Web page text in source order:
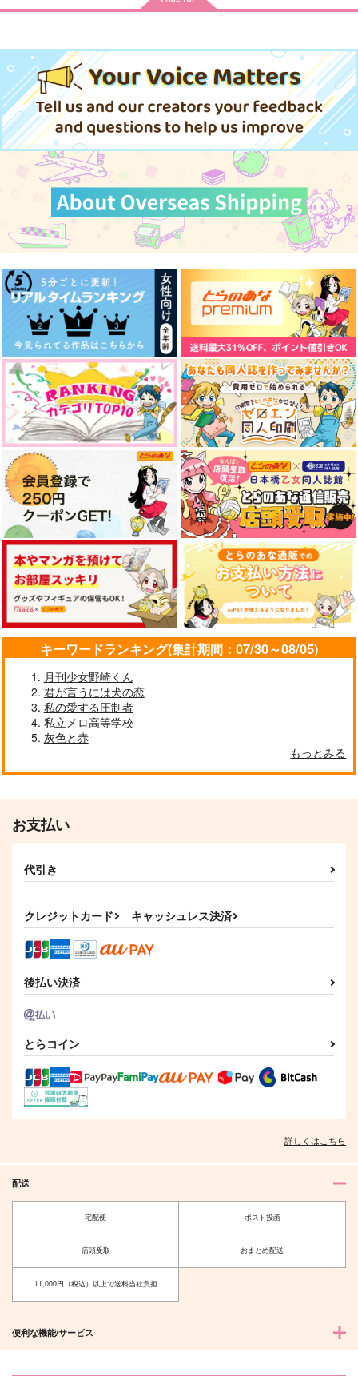
蔵に宿りし愛のたね
かずならで
1,100円（税込）
陸奥守吉行×肥前忠広
サンプル
作品詳細
或る森の物語1
84
572円（税込）
陸奥守吉行×肥前忠広
サンプル
作品詳細
或る森の物語2
84
（税込）
サンプル
作品詳細
84weblogBOX vol.1
84
858円（税込）
陸奥守吉行×肥前忠広
サンプル
作品詳細
清掃番長肥前忠広！
第一番「所有」
らでんばん
990円（税込）
肥前忠広
サンプル
作品詳細
或る森の物語3
84
715円（税込）
陸奥守吉行×肥前忠広
サンプル
作品詳細
夜明けをあなたと
あさまでのもうぜ
3,144 円（税込）
陸奥守吉行×肥前忠広
サンプル
作品詳細
epigone
1,147 円（税込）
肥前忠広
玉の枝
陸奥守吉行×肥前忠広
肥前と女の子
330
肥前くんMy炊飯器買
オールキャラ
で
水蜜桃
専売 550円（税込）
刀剣乱舞
陸奥守吉行×肥前忠広
サンプル
カート
けた審神者の話4
無限びすけっと
専売 1,572円
刀剣乱舞
肥前忠広×女審神者
サンプル
りで
慰撫きっちん
770 （税込）
刀剣乱舞
肥前忠広×女審神者
サンプル
祝福の雨
あーもんどはちみつ
専売 472円（税込）
刀剣乱舞
陸奥守吉行×肥前忠広
サンプル
カート
本霊大慶様の仰せのま
まに！2
5726本丸
1,715円（税込）
刀剣乱舞
大慶直胤×女審神者
サンプル
カート
刀さにSSまと
め JEWELRY BOX
5726本丸
1,450円（税込）
刀剣乱舞
刀剣男士×女審神者
サンプル
カート
国広くん 子兎ぴょん
刀剣乱舞
山姥切国広
陸奥守吉行
サンプル
ヘ
陸奥守吉行×肥前忠広
在る森の物語4
84
専売 858円（税込）
きみと歩む罠のみち果
605
刀剣乱舞
南海太郎朝尊×肥前忠広
サンプル
2,357
サンプル
肥前と女の子
えんむすび
サンプル
キーワードランキング(集計期間：07/30～08/05)
月刊少女野崎くん
君が言うには犬の恋
私の愛する圧制者
私立メロ高等学校
灰色と赤
もっとみる
お支払い
代引き
クレジットカード キャッシュレス決済
後払い決済
とらコイン
詳しくはこちら
配送
宅配便 ポスト投函
店頭受取 おまとめ配送
11,000円（税込）以上で送料当社負担
便利な機能/サービス